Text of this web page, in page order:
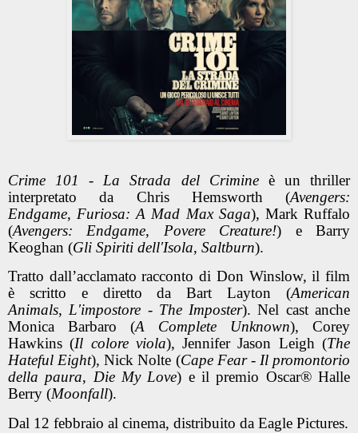
Crime 101 - La Strada del Crimineè un thriller
interpretato da Chris Hemsworth (Avengers:
Endgame, Furiosa: A Mad Max Saga), Mark Ruffalo
(Avengers: Endgame, Povere Creature!) e Barry
Keoghan (Gli Spiriti dell'Isola, Saltburn).
Tratto dall’acclamato racconto di Don Winslow, il film
è scritto e diretto da Bart Layton (American
Animals,L'impostore - The Imposter). Nel cast anche
Monica Barbaro (A Complete Unknown), Corey
Hawkins (Il colore viola), Jennifer Jason Leigh (The
Hateful Eight), Nick Nolte (Cape Fear - Il promontorio
della paura, Die My Love) e il premio Oscar® Halle
Berry (Moonfall).
Dal 12 febbraio al cinema, distribuito da Eagle Pictures.